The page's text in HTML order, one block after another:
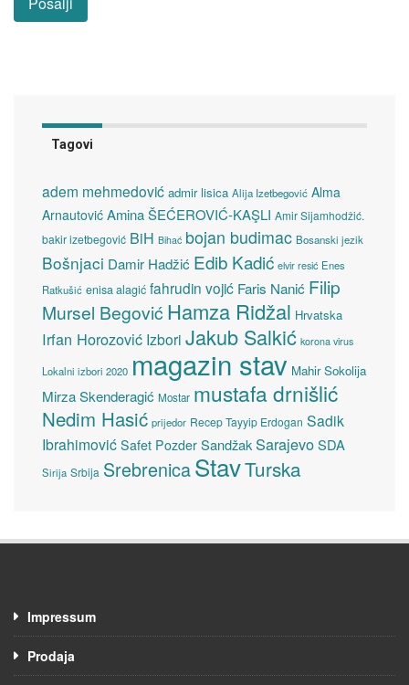
Tagovi
adem mehmedović admir lisica Alija Izetbegović Alma
Arnautović Amina ŠEĆEROVIĆ-KAŞLI Amir Sijamhodžić.
bakir izetbegović BiH Bihać bojan budimac Bosanski jezik
Bošnjaci Damir Hadžić Edib Kadić elvir resić Enes
Ratkušić enisa alagić fahrudin vojić Faris Nanić Filip
Mursel Begović Hamza Ridžal Hrvatska
Irfan Horozović Izbori Jakub Salkić korona virus
Lokalni izbori 2020 magazin stav Mahir Sokolija
Mirza Skenderagić Mostar mustafa drnišlić
Nedim Hasić prijedor Recep Tayyip Erdogan Sadik
Ibrahimović Safet Pozder SandžakSarajevoSDA
Sirija Srbija SrebrenicaStavTurska
Impressum
Prodaja